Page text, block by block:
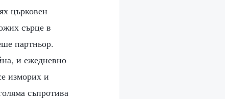
църковен
сърце в
партньор.
и ежедневно
изморих и
съпротива